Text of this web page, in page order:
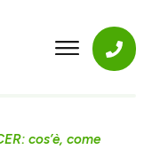
cos’è, come